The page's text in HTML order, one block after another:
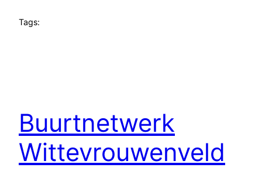
Tags:
Buurtnetwerk
Wittevrouwenveld